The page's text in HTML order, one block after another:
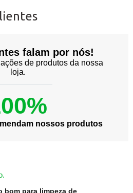
falam por nós!
de produtos da nossa
loja.
nossos produtos
bom para limpeza de